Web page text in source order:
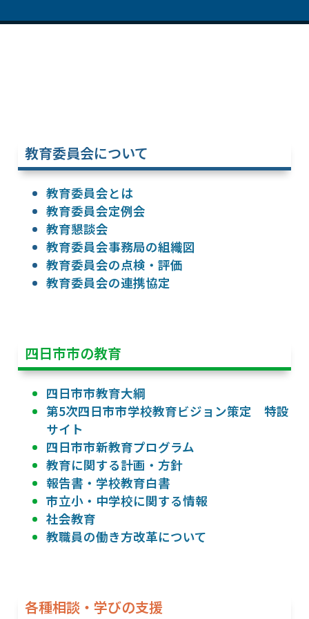
教育委員会について
教育委員会とは
教育委員会定例会
教育懇談会
教育委員会事務局の組織図
教育委員会の点検・評価
教育委員会の連携協定
四日市市の教育
四日市市教育大綱
第5次四日市市学校教育ビジョン策定 特設
サイト
四日市市新教育プログラム
教育に関する計画・方針
報告書・学校教育白書
市立小・中学校に関する情報
社会教育
教職員の働き方改革について
各種相談・学びの支援